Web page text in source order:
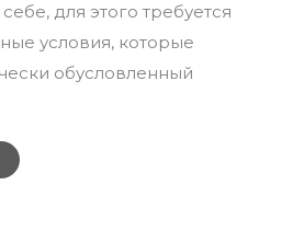
для этого требуется
условия, которые
обусловленный